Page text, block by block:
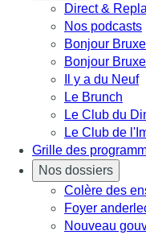
Direct &
Nos podcasts
Bonjour
Bonjour
Il y a du Neuf
Le Brunch
Le Club du
Le Club de
Grille des
Nos dossiers
Colère des
Foyer
Nouveau